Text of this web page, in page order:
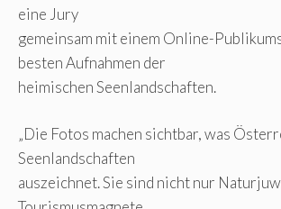
eine Jury
gemeinsam mit einem Online-
besten Aufnahmen der
heimischen Seenlandschaften.
„Die Fotos machen sichtbar, was
Seenlandschaften
auszeichnet. Sie sind nicht nur